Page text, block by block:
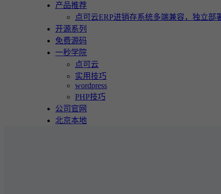
产品推荐
点可云ERP进销存系统多端兼容，独立部
开源系列
免费源码
一秒学院
点可云
实用技巧
wordpress
PHP技巧
公司官网
北京本地